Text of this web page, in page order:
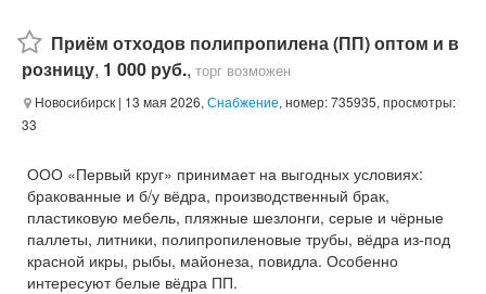
Приём отходов полипропилена (ПП) оптом и в
розницу, 1 000 руб., торг возможен
Новосибирск | 13 мая 2026, Снабжение, номер: 735935, просмотры:
33
ООО «Первый круг» принимает на выгодных условиях:
бракованные и б/у вёдра, производственный брак,
пластиковую мебель, пляжные шезлонги, серые и чёрные
паллеты, литники, полипропиленовые трубы, вёдра из-под
красной икры, рыбы, майонеза, повидла. Особенно
интересуют белые вёдра ПП.